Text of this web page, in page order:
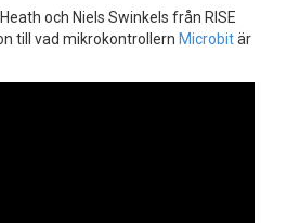
och Niels Swinkels från RISE
till vad mikrokontrollern Microbitär